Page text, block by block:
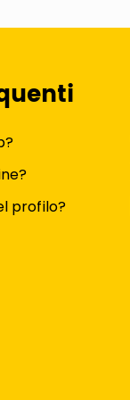
profilo?